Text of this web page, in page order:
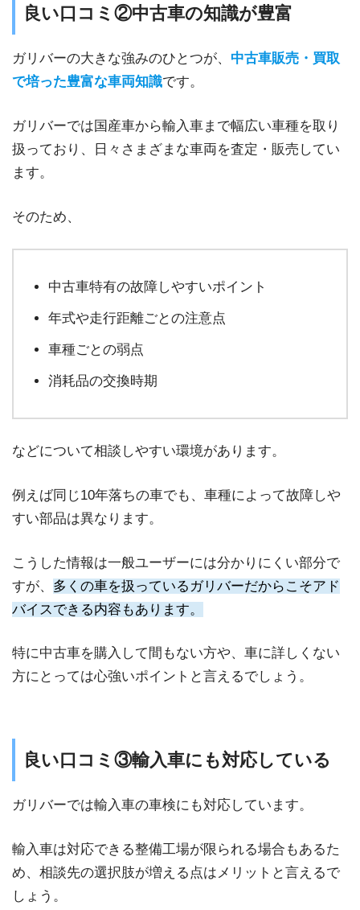
良い口コミ②中古車の知識が豊富
ガリバーの大きな強みのひとつが、 中古車販売・買取
で培った豊富な車両知識です。
ガリバーでは国産車から輸入車まで幅広い車種を取り
扱っており、日々さまざまな車両を査定・販売してい
ます。
そのため、
中古車特有の故障しやすいポイント
年式や走行距離ごとの注意点
車種ごとの弱点
消耗品の交換時期
などについて相談しやすい環境があります。
例えば同じ10年落ちの車でも、車種によって故障しや
すい部品は異なります。
こうした情報は一般ユーザーには分かりにくい部分で
すが、 多くの車を扱っているガリバーだからこそアド
バイスできる内容もあります。
特に中古車を購入して間もない方や、車に詳しくない
方にとっては心強いポイントと言えるでしょう。
良い口コミ③輸入車にも対応している
ガリバーでは輸入車の車検にも対応しています。
輸入車は対応できる整備工場が限られる場合もあるた
め、相談先の選択肢が増える点はメリットと言えるで
しょう。